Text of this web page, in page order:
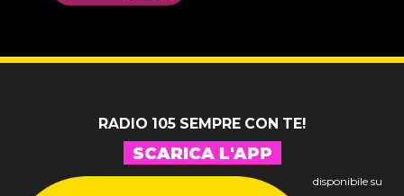
RADIO 105 SEMPRE CON TE!
SCARICA L'APP
disponibile su